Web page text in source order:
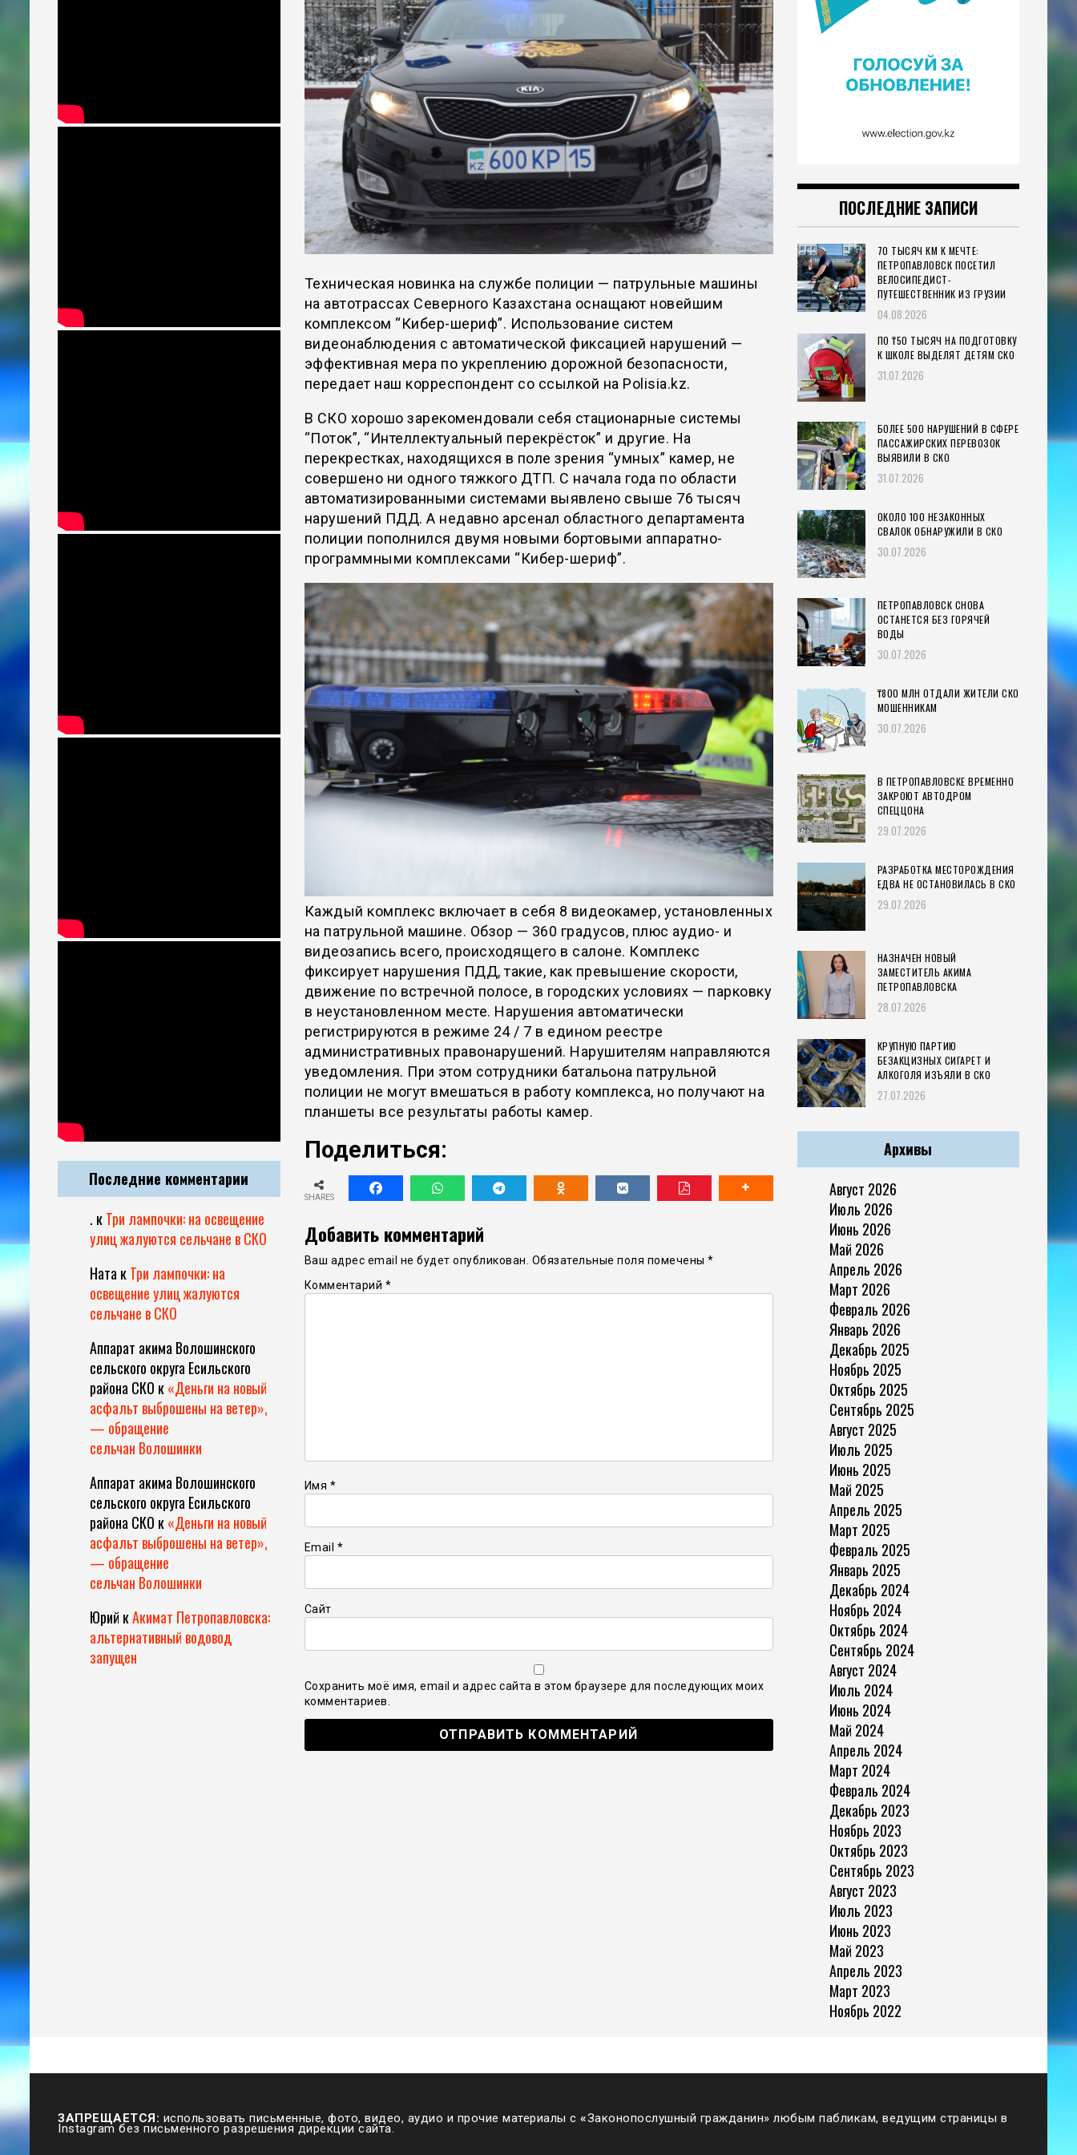
Техническая новинка на службе полиции — патрульные машины
на автотрассах Северного Казахстана оснащают новейшим
комплексом “Кибер-шериф”. Использование систем
видеонаблюдения с автоматической фиксацией нарушений —
эффективная мера по укреплению дорожной безопасности,
передает наш корреспондент со ссылкой на Polisia.kz.
В СКО хорошо зарекомендовали себя стационарные системы
“Поток”, “Интеллектуальный перекрёсток” и другие. На
перекрестках, находящихся в поле зрения “умных” камер, не
совершено ни одного тяжкого ДТП. С начала года по области
автоматизированными системами выявлено свыше 76 тысяч
нарушений ПДД. А недавно арсенал областного департамента
полиции пополнился двумя новыми бортовыми аппаратно-
программными комплексами “Кибер-шериф”.
Каждый комплекс включает в себя 8 видеокамер, установленных
на патрульной машине. Обзор — 360 градусов, плюс аудио- и
видеозапись всего, происходящего в салоне. Комплекс
фиксирует нарушения ПДД, такие, как превышение скорости,
движение по встречной полосе, в городских условиях — парковку
в неустановленном месте. Нарушения автоматически
регистрируются в режиме 24 / 7 в едином реестре
административных правонарушений. Нарушителям направляются
уведомления. При этом сотрудники батальона патрульной
полиции не могут вмешаться в работу комплекса, но получают на
планшеты все результаты работы камер.
Поделиться:
SHARES
Добавить комментарий
Ваш адрес email не будет опубликован. Обязательные поля помечены *
Комментарий *
Имя *
Email *
Сайт
Сохранить моё имя, email и адрес сайта в этом браузере для последующих моих
комментариев.
Последние комментарии
. кТри лампочки: на освещение
улиц жалуются сельчане в СКО
Ната кТри лампочки: на
освещение улиц жалуются
сельчане в СКО
Аппарат акима Волошинского
сельского округа Есильского
района СКО к«Деньги на новый
асфальт выброшены на ветер»,
— обращение
сельчан Волошинки
Аппарат акима Волошинского
сельского округа Есильского
района СКО к«Деньги на новый
асфальт выброшены на ветер»,
— обращение
сельчан Волошинки
Юрий кАкимат Петропавловска:
альтернативный водовод
запущен
ПОСЛЕДНИЕ ЗАПИСИ
70 ТЫСЯЧ КМ К МЕЧТЕ:
ПЕТРОПАВЛОВСК ПОСЕТИЛ
ВЕЛОСИПЕДИСТ-
ПУТЕШЕСТВЕННИК ИЗ ГРУЗИИ
04.08.2026
ПО ₸50 ТЫСЯЧ НА ПОДГОТОВКУ
К ШКОЛЕ ВЫДЕЛЯТ ДЕТЯМ СКО
31.07.2026
БОЛЕЕ 500 НАРУШЕНИЙ В СФЕРЕ
ПАССАЖИРСКИХ ПЕРЕВОЗОК
ВЫЯВИЛИ В СКО
31.07.2026
ОКОЛО 100 НЕЗАКОННЫХ
СВАЛОК ОБНАРУЖИЛИ В СКО
30.07.2026
ПЕТРОПАВЛОВСК СНОВА
ОСТАНЕТСЯ БЕЗ ГОРЯЧЕЙ
ВОДЫ
30.07.2026
₸800 МЛН ОТДАЛИ ЖИТЕЛИ СКО
МОШЕННИКАМ
30.07.2026
В ПЕТРОПАВЛОВСКЕ ВРЕМЕННО
ЗАКРОЮТ АВТОДРОМ
СПЕЦЦОНА
29.07.2026
РАЗРАБОТКА МЕСТОРОЖДЕНИЯ
ЕДВА НЕ ОСТАНОВИЛАСЬ В СКО
29.07.2026
НАЗНАЧЕН НОВЫЙ
ЗАМЕСТИТЕЛЬ АКИМА
ПЕТРОПАВЛОВСКА
28.07.2026
КРУПНУЮ ПАРТИЮ
БЕЗАКЦИЗНЫХ СИГАРЕТ И
АЛКОГОЛЯ ИЗЪЯЛИ В СКО
27.07.2026
Архивы
Август 2026
Июль 2026
Июнь 2026
Май 2026
Апрель 2026
Март 2026
Февраль 2026
Январь 2026
Декабрь 2025
Ноябрь 2025
Октябрь 2025
Сентябрь 2025
Август 2025
Июль 2025
Июнь 2025
Май 2025
Апрель 2025
Март 2025
Февраль 2025
Январь 2025
Декабрь 2024
Ноябрь 2024
Октябрь 2024
Сентябрь 2024
Август 2024
Июль 2024
Июнь 2024
Май 2024
Апрель 2024
Март 2024
Февраль 2024
Декабрь 2023
Ноябрь 2023
Октябрь 2023
Сентябрь 2023
Август 2023
Июль 2023
Июнь 2023
Май 2023
Апрель 2023
Март 2023
Ноябрь 2022
ЗАПРЕЩАЕТСЯ: использовать письменные, фото, видео, аудио и прочие материалы с «Законопослушный гражданин» любым пабликам, ведущим страницы в
Instagram без письменного разрешения дирекции сайта.